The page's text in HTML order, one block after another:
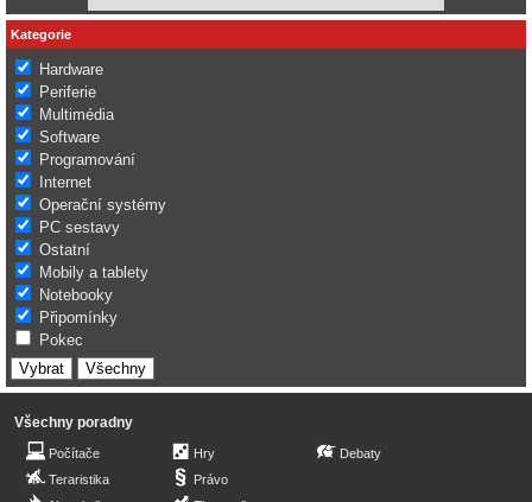
Kategorie
Hardware
Periferie
Multimédia
Software
Programování
Internet
Operační systémy
PC sestavy
Ostatní
Mobily a tablety
Notebooky
Připomínky
Pokec
Všechny poradny
Počítače
Teraristika
Hry
Právo
Debaty